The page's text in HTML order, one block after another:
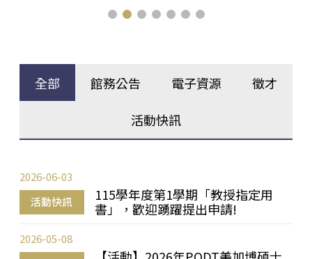
全部 館務公告 電子資源 徵才
活動快訊
活動快訊
115學年度第1學期「教授指定用
書」，歡迎踴躍提出申請!
2026-06-03
2026-05-08